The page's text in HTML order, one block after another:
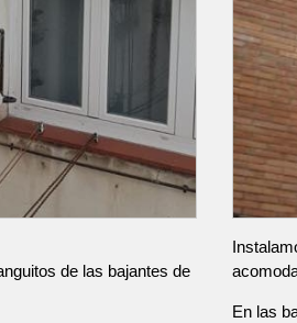
de las bajantes de
En las